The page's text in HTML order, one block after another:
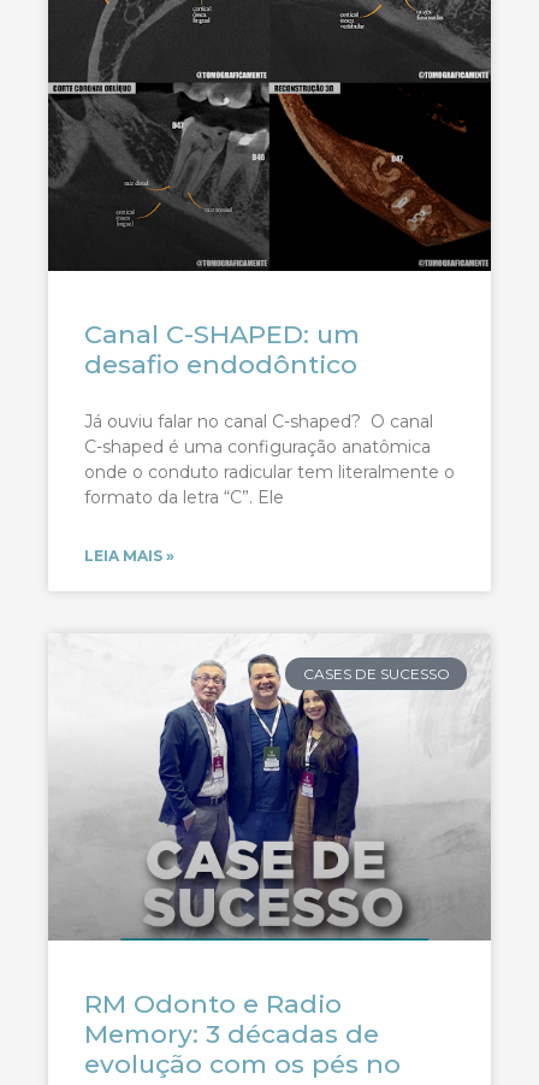
Canal C-SHAPED: um
desafio endodôntico
Já ouviu falar no canal C-shaped? O canal
C-shaped é uma configuração anatômica
onde o conduto radicular tem literalmente o
formato da letra “C”. Ele
LEIA MAIS »
CASES DE SUCESSO
RM Odonto e Radio
Memory: 3 décadas de
evolução com os pés no